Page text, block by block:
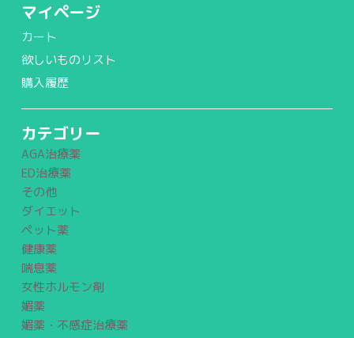
マイページ
カート
欲しいものリスト
購入履歴
カテゴリー
AGA治療薬
ED治療薬
その他
ダイエット
ペット薬
健康薬
喘息薬
女性ホルモン剤
媚薬
媚薬・不感症治療薬